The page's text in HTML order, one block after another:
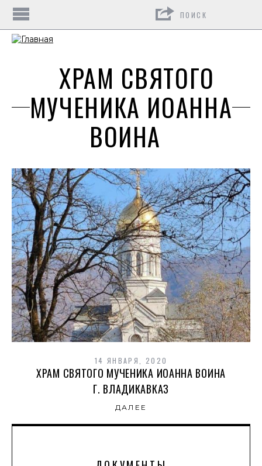
ХРАМ СВЯТОГО
МУЧЕНИКА ИОАННА
ВОИНА
14 ЯНВАРЯ, 2020
ХРАМ СВЯТОГО МУЧЕНИКА ИОАННА ВОИНА
Г. ВЛАДИКАВКАЗ
ДАЛЕЕ